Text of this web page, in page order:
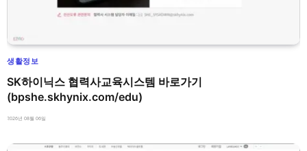
생활정보
SK하이닉스 협력사교육시스템 바로가기
(bpshe.skhynix.com/edu)
2026년 08월 06일